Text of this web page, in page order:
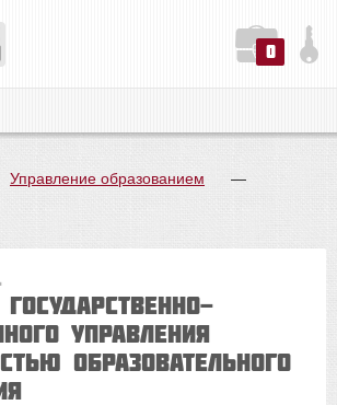
0
Управление образованием
—
управления
образовательного